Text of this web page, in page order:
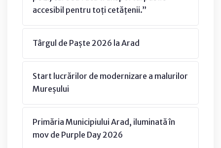
accesibil pentru toți cetățenii.”
Târgul de Paște 2026 la Arad
Start lucrărilor de modernizare a malurilor
Mureșului
Primăria Municipiului Arad, iluminată în
mov de Purple Day 2026